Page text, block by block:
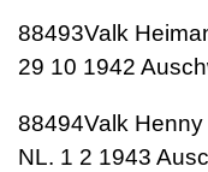
88493Valk
29 10 1942
88494Valk
NL. 1 2 1943